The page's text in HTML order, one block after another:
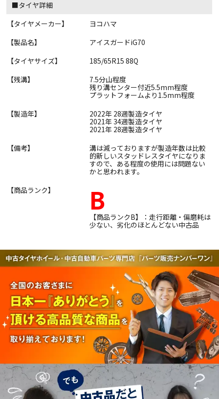
■タイヤ詳細
【タイヤメーカー】
ヨコハマ
【製品名】
アイスガードiG70
【タイヤサイズ】
185/65R15 88Q
【残溝】
7.5分山程度
残り溝センター付近5.5mm程度
プラットフォームより1.5mm程度
【製造年】
2022年 28週製造タイヤ
2021年 34週製造タイヤ
2021年 28週製造タイヤ
【備考】
溝は減っておりますが製造年数は比較
的新しいスタッドレスタイヤになりま
すので、ある程度の使用には問題ない
かと思われます。
【商品ランク】
B
【商品ランクB】：走行距離・偏磨耗は
少ない、劣化のほとんどない中古品